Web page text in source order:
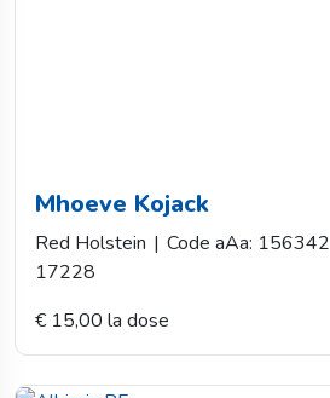
Mhoeve Kojack
Red Holstein | Code aAa: 156342
17228
€ 15,00 la dose